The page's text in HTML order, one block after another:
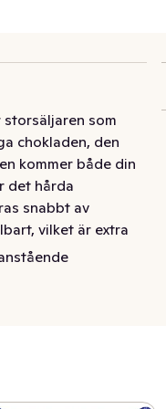
som
chokladen, den
kommer både din
det hårda
snabbt av
vilket är extra
Swebar
nötter.
hårda